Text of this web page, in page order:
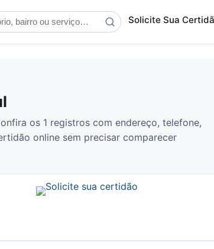
Solicite Sua
os 1 registros com endereço, telefone,
online sem precisar comparecer